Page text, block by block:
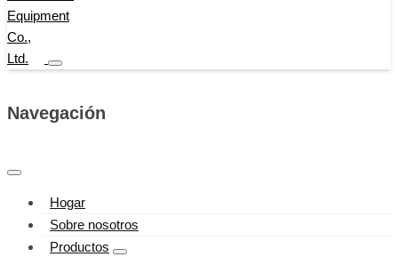
Navegación
Hogar
Sobre nosotros
Productos